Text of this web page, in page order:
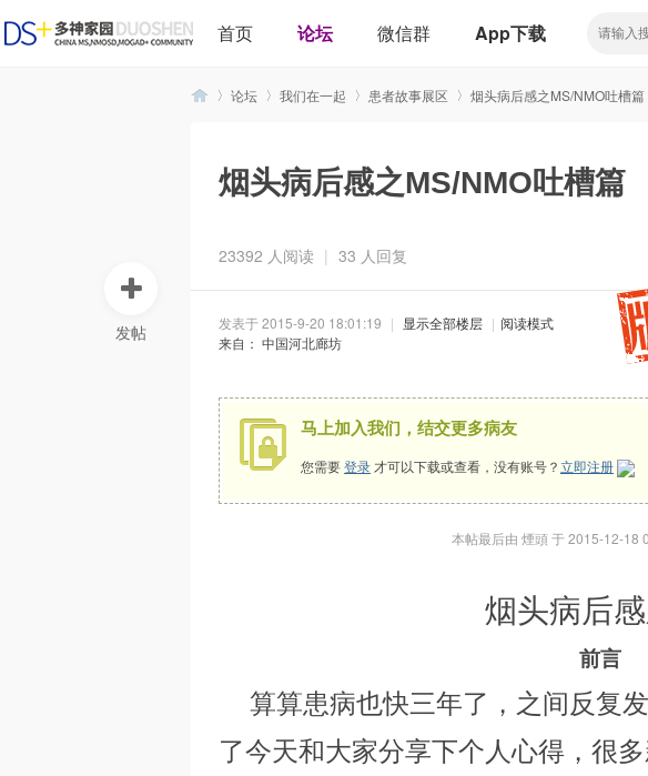
首页 论坛 微信群 App下载
论坛
›
我们在一起
›
患者故事展区
›
烟头病后感之MS/NMO吐槽篇
烟头病后感之MS/NMO吐槽篇
23392 人阅读 | 33 人回复
发表于 2015-9-20 18:01:19 | 显示全部楼层 | 阅读模式
来自： 中国河北廊坊
马上加入我们，结交更多病友
您需要登录 才可以下载或查看，没有账号？立即注册
本帖最后由 煙頭 于 2015-12-18
烟头病后
前言
算算患病也快三年了，之间反复
了今天和大家分享下个人心得，很
发帖